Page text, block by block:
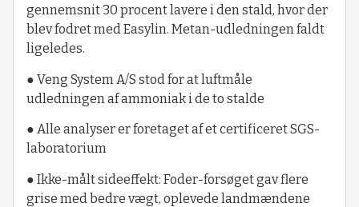
gennemsnit 30 procent lavere i den stald, hvor der
blev fodret med Easylin. Metan-udledningen faldt
ligeledes.
● Veng System A/S stod for at luftmåle
udledningen af ammoniak i de to stalde
● Alle analyser er foretaget af et certificeret SGS-
laboratorium
● Ikke-målt sideeffekt: Foder-forsøget gav flere
grise med bedre vægt, oplevede landmændene